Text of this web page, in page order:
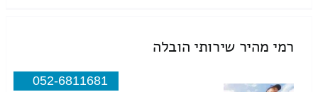
רמי מהיר שירותי הובלה
052-6811681